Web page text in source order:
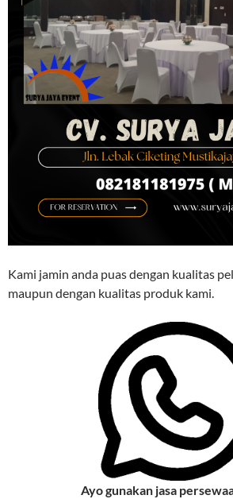
Kami jamin anda puas dengan kualitas
maupun dengan kualitas produk kami.
Ayo gunakan jasa